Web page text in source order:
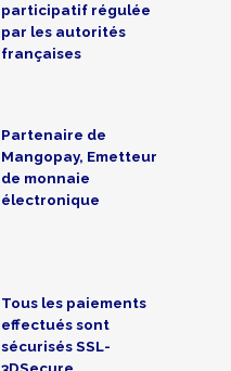
participatif régulée
par les autorités
françaises
Partenaire de
Mangopay, Emetteur
de monnaie
électronique
Tous les paiements
effectués sont
sécurisés SSL-
3DSecure